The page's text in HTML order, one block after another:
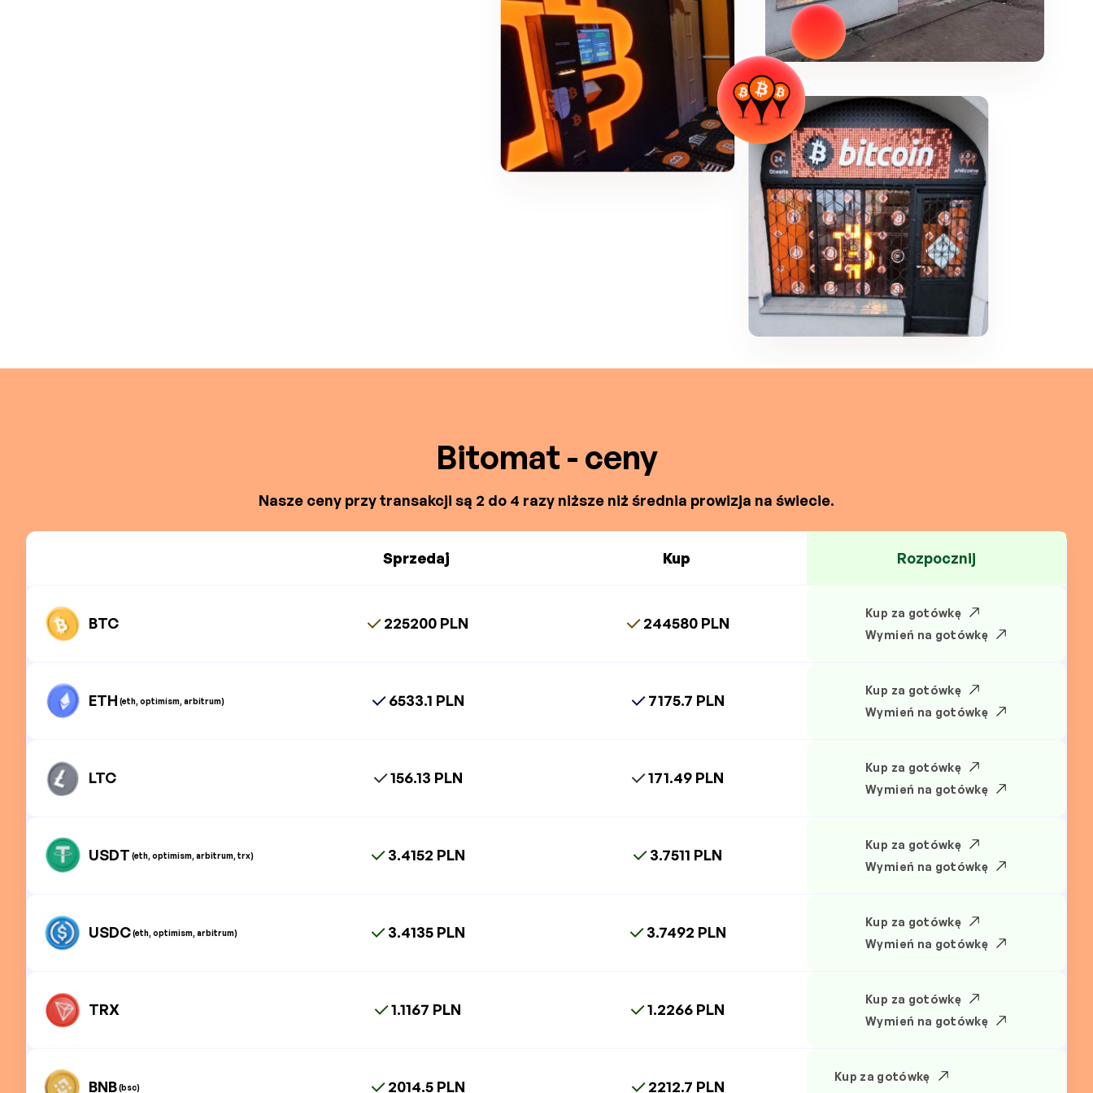
Bitomat - ceny
Nasze ceny przy transakcji są 2 do 4 razy niższe niż średnia prowizja na świecie.
Sprzedaj Kup Rozpocznij
BTC 225200 PLN 244580 PLN
Kup za gotówkę
Wymień na gotówkę
ETH (eth, optimism, arbitrum) 6533.1 PLN 7175.7 PLN
Kup za gotówkę
Wymień na gotówkę
LTC 156.13 PLN 171.49 PLN
Kup za gotówkę
Wymień na gotówkę
USDT (eth, optimism, arbitrum, trx) 3.4152 PLN 3.7511 PLN
Kup za gotówkę
Wymień na gotówkę
USDC(eth, optimism, arbitrum) 3.4135 PLN 3.7492 PLN
Kup za gotówkę
Wymień na gotówkę
TRX 1.1167 PLN 1.2266 PLN
Kup za gotówkę
Wymień na gotówkę
BNB(bsc) 2014.5 PLN 2212.7 PLN
Kup za gotówkę